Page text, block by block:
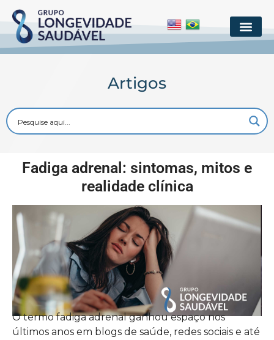
Artigos
Fadiga adrenal: sintomas, mitos e
realidade clínica
O termo fadiga adrenal ganhou espaço nos
últimos anos em blogs de saúde, redes sociais e até